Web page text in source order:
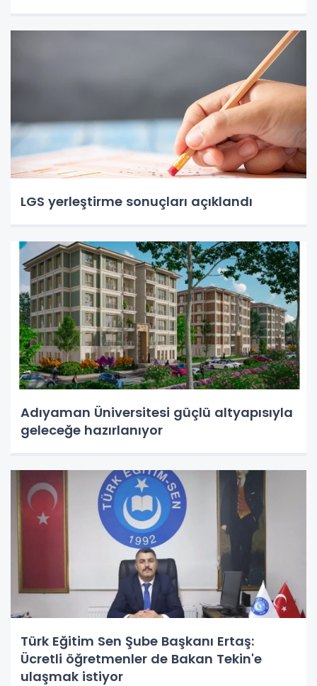
LGS yerleştirme sonuçları açıklandı
Adıyaman Üniversitesi güçlü altyapısıyla
geleceğe hazırlanıyor
Türk Eğitim Sen Şube Başkanı Ertaş:
Ücretli öğretmenler de Bakan Tekin'e
ulaşmak istiyor